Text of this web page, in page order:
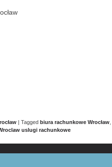
|Taggedbiura rachunkowe Wrocław
uslugi rachunkowe